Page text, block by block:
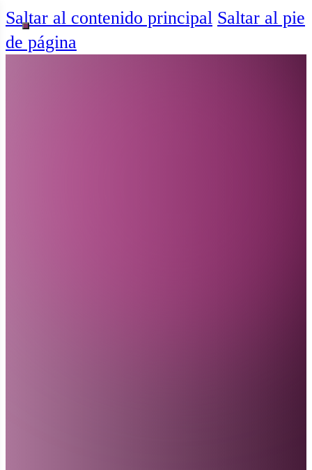
Saltar al contenido principal Saltar al pie
de página